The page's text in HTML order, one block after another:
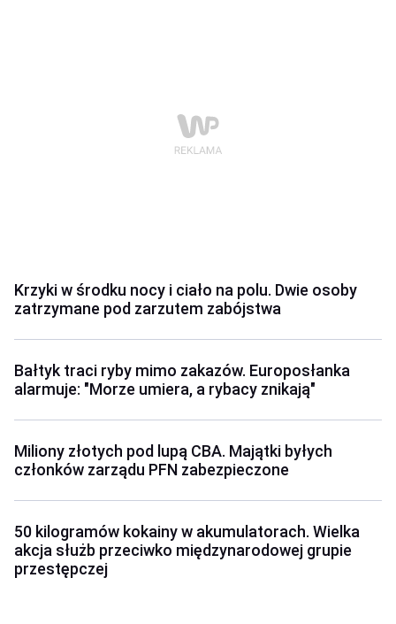
Krzyki w środku nocy i ciało na polu. Dwie osoby
zatrzymane pod zarzutem zabójstwa
Bałtyk traci ryby mimo zakazów. Europosłanka
alarmuje: "Morze umiera, a rybacy znikają"
Miliony złotych pod lupą CBA. Majątki byłych
członków zarządu PFN zabezpieczone
50 kilogramów kokainy w akumulatorach. Wielka
akcja służb przeciwko międzynarodowej grupie
przestępczej